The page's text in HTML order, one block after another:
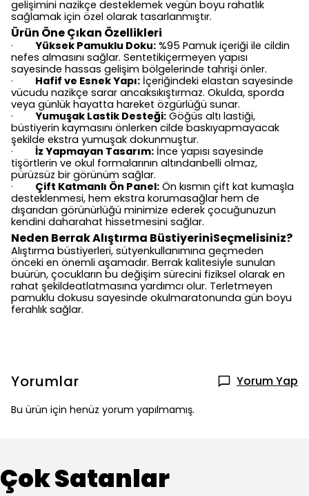
gelişimini nazikçe desteklemek vegün boyu rahatlık
sağlamak için özel olarak tasarlanmıştır.
Ürün Öne Çıkan Özellikleri
· Yüksek Pamuklu Doku: %95 Pamuk içeriği ile cildin
nefes almasını sağlar. Sentetikiçermeyen yapısı
sayesinde hassas gelişim bölgelerinde tahrişi önler.
· Hafif ve Esnek Yapı: İçeriğindeki elastan sayesinde
vücudu nazikçe sarar ancaksıkıştırmaz. Okulda, sporda
veya günlük hayatta hareket özgürlüğü sunar.
· Yumuşak Lastik Desteği: Göğüs altı lastiği,
büstiyerin kaymasını önlerken cilde baskıyapmayacak
şekilde ekstra yumuşak dokunmuştur.
· İz Yapmayan Tasarım: İnce yapısı sayesinde
tişörtlerin ve okul formalarının altındanbelli olmaz,
pürüzsüz bir görünüm sağlar.
· Çift Katmanlı Ön Panel: Ön kısmın çift kat kumaşla
desteklenmesi, hem ekstra korumasağlar hem de
dışarıdan görünürlüğü minimize ederek çocuğunuzun
kendini daharahat hissetmesini sağlar.
Neden Berrak Alıştırma BüstiyeriniSeçmelisiniz?
Alıştırma büstiyerleri, sütyenkullanımına geçmeden
önceki en önemli aşamadır. Berrak kalitesiyle sunulan
buürün, çocukların bu değişim sürecini fiziksel olarak en
rahat şekildeatlatmasına yardımcı olur. Terletmeyen
pamuklu dokusu sayesinde okulmaratonunda gün boyu
ferahlık sağlar.
Yorumlar Yorum Yap
Bu ürün için henüz yorum yapılmamış.
Çok Satanlar